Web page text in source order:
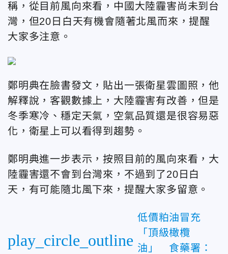
稱，從目前風向來看，中國大陸霾害尚未到台
灣，但20日白天有機會隨著北風而來，提醒
大家多注意。
鄭明典在臉書發文，貼出一張衛星雲圖照，他
解釋說， 客觀數據上，大陸霾害有改善，但是
冬季寒冷、穩定天氣，空氣品質還是很容易惡
化，衛星上可以看得到趨勢。
鄭明典進一步表示，按照 目前的風向來看，大
陸霾害還不會到台灣來，不過到了20日白
天，有可能隨北風下來，提醒大家多留意。
play_circle_outline
低價粕油冒充
「頂級橄欖
油」 食藥署：